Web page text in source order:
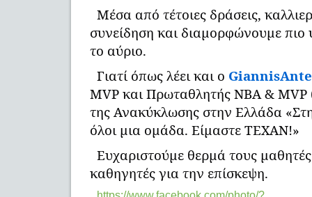
Μέσα από τέτοιες δράσεις,
συνείδηση και διαμορφώνουμε πιο
το αύριο.
Γιατί όπως λέει και ο
MVP και Πρωταθλητής ΝΒΑ &
της Ανακύκλωσης στην Ελλάδα
όλοι μια ομάδα. Είμαστε ΤΕΧΑΝ!»
Ευχαριστούμε θερμά τους
καθηγητές για την επίσκεψη.